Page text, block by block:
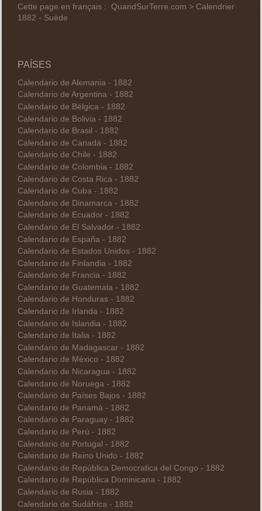
Cette page en français : QuandSurTerre.com > Calendrier
1882 - Suède
PAÍSES
Calendario de Alemania - 1882
Calendario de Argentina - 1882
Calendario de Bélgica - 1882
Calendario de Bolivia - 1882
Calendario de Brasil - 1882
Calendario de Canadá - 1882
Calendario de Chile - 1882
Calendario de Colombia - 1882
Calendario de Costa Rica - 1882
Calendario de Cuba - 1882
Calendario de Dinamarca - 1882
Calendario de Ecuador - 1882
Calendario de El Salvador - 1882
Calendario de España - 1882
Calendario de Estados Unidos - 1882
Calendario de Finlandia - 1882
Calendario de Francia - 1882
Calendario de Guatemala - 1882
Calendario de Honduras - 1882
Calendario de Irlanda - 1882
Calendario de Islandia - 1882
Calendario de Italia - 1882
Calendario de Madagascar - 1882
Calendario de México - 1882
Calendario de Nicaragua - 1882
Calendario de Noruega - 1882
Calendario de Países Bajos - 1882
Calendario de Panamá - 1882
Calendario de Paraguay - 1882
Calendario de Perú - 1882
Calendario de Portugal - 1882
Calendario de Reino Unido - 1882
Calendario de República Democratica del Congo - 1882
Calendario de República Dominicana - 1882
Calendario de Rusia - 1882
Calendario de Sudáfrica - 1882